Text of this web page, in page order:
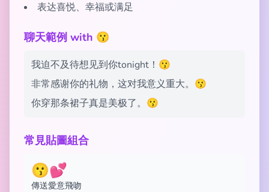
表达喜悦、幸福或满足
聊天範例 with 😗
我迫不及待想见到你tonight！😗
非常感谢你的礼物，这对我意义重大。😗
你穿那条裙子真是美极了。😗
常見貼圖組合
😗💕
傳送愛意飛吻